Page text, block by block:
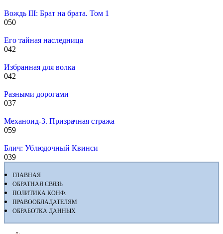
Вождь III: Брат на брата. Том 1
050
Его тайная наследница
042
Избранная для волка
042
Разными дорогами
037
Механоид-3. Призрачная стража
059
Блич: Ублюдочный Квинси
039
ГЛАВНАЯ
ОБРАТНАЯ СВЯЗЬ
ПОЛИТИКА КОНФ.
ПРАВООБЛАДАТЕЛЯМ
ОБРАБОТКА ДАННЫХ